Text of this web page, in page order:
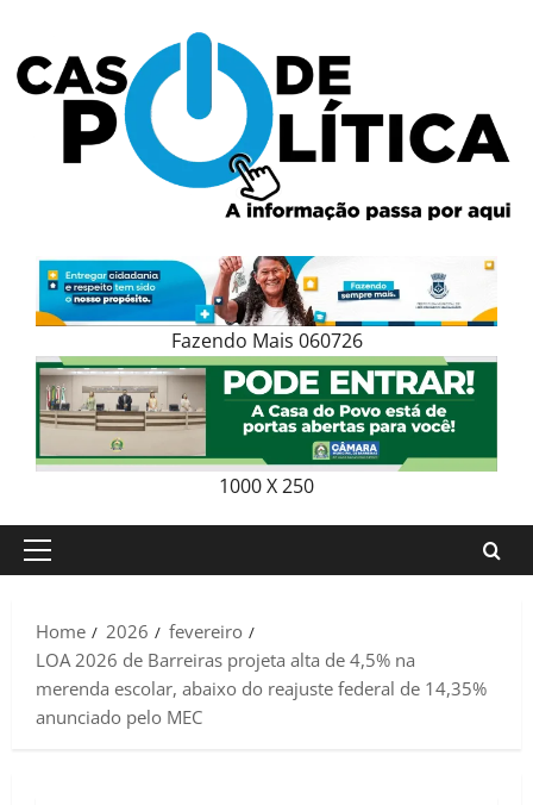
content
Fazendo Mais 060726
1000 X 250
Primary
Home
2026
fevereiro
LOA 2026 de Barreiras projeta alta de 4,5% na
merenda escolar, abaixo do reajuste federal de 14,35%
anunciado pelo MEC